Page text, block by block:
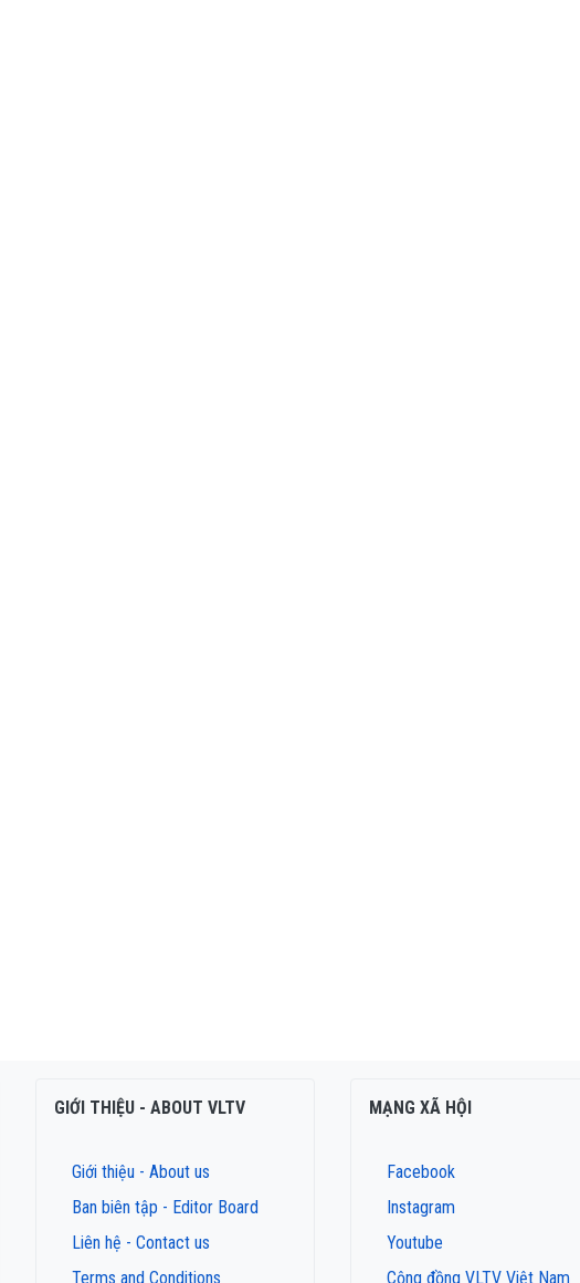
GIỚI THIỆU - ABOUT VLTV
Giới thiệu - About us
Ban biên tập - Editor Board
Liên hệ - Contact us
Terms and Conditions
MẠNG XÃ HỘI
Facebook
Instagram
Youtube
Cộng đồng VLTV Việt Nam